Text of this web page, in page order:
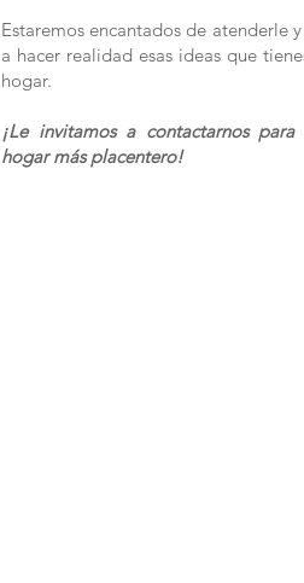
Estaremos encantados de atenderle
a hacer realidad esas ideas que
hogar.
¡Le invitamos a contactarnos para
hogar más placentero!